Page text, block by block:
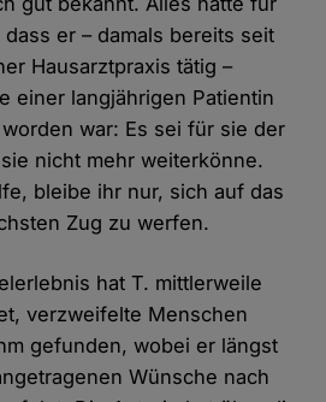
er – damals bereits seit
Hausarztpraxis tätig –
einer langjährigen Patientin
war: Es sei für sie der
nicht mehr weiterkönne.
bleibe ihr nur, sich auf das
Zug zu werfen.
hat T. mittlerweile
verzweifelte Menschen
gefunden, wobei er längst
Wünsche nach